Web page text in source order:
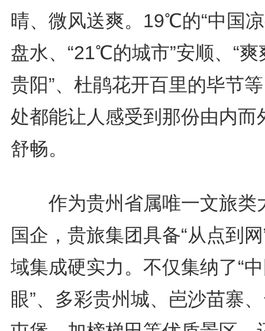
晴、微风送爽。19℃的“中国
盘水、“21℃的城市”安顺、“爽
贵阳”、杜鹃花开百里的毕节
处都能让人感受到那份由内而
舒畅。
作为贵州省属唯一文旅类
国企，贵旅集团具备“从点到
域集成硬实力。不仅集纳了“
眼”、多彩贵州城、岜沙苗寨